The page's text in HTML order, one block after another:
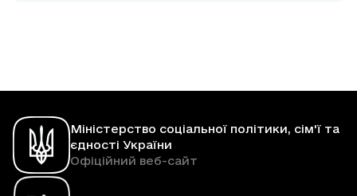
Міністерство соціальної політики, сім'ї та
єдності України
Офіційний веб-сайт